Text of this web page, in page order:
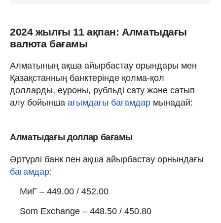
2024 жылғы 11 ақпан: Алматыдағы
валюта бағамы
Алматының ақша айырбастау орындары мен
Қазақстанның банктерінде қолма-қол
долларды, еуроны, рубльді сату және сатып
алу бойынша ағымдағы бағамдар мынадай:
Алматыдағы доллар бағамы
Әртүрлі банк пен ақша айырбастау орнындағы
бағамдар:
МиГ – 449.00 / 452.00
Som Exchange – 448.50 / 450.80